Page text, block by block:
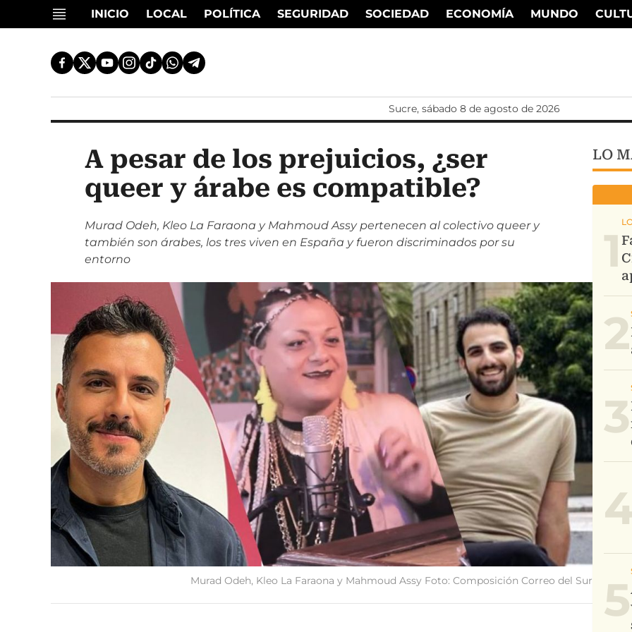
INICIO LOCAL POLÍTICA SEGURIDAD SOCIEDAD ECONOMÍA MUNDO
Sucre, sábado 8 de agosto de 2026
A pesar de los prejuicios, ¿ser
queer y árabe es compatible?
Murad Odeh, Kleo La Faraona y Mahmoud Assy pertenecen al colectivo queer y
también son árabes, los tres viven en España y fueron discriminados por su
entorno
Murad Odeh, Kleo La Faraona y Mahmoud Assy Foto: Composición Correo del Sur
LO
1
2
3
5